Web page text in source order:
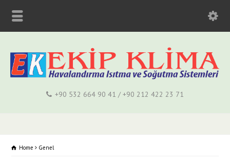
+90 532 664 90 41 / +90 212 422 23 71
Home Genel